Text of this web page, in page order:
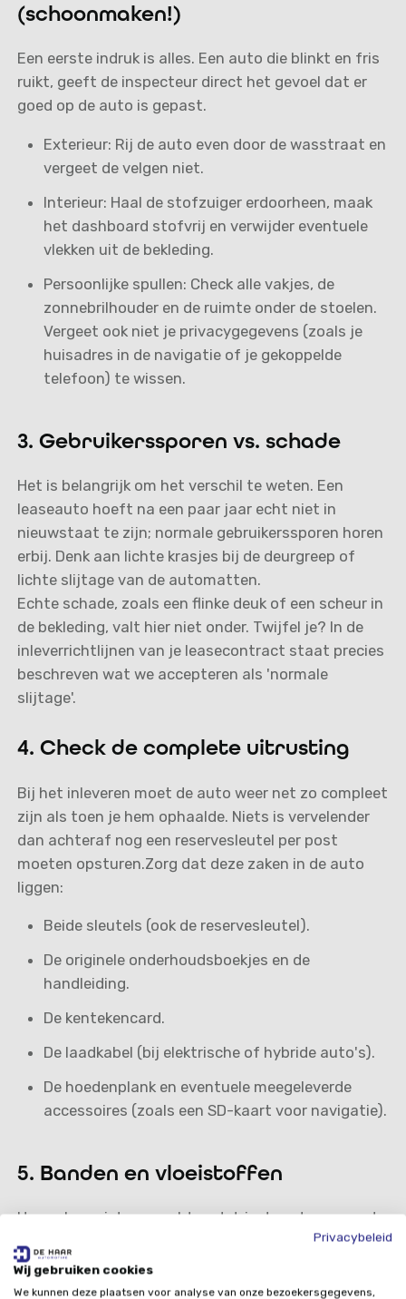
(schoonmaken!)
Een eerste indruk is alles. Een auto die blinkt en fris
ruikt, geeft de inspecteur direct het gevoel dat er
goed op de auto is gepast.
Exterieur: Rij de auto even door de wasstraat en
vergeet de velgen niet.
Interieur: Haal de stofzuiger erdoorheen, maak
het dashboard stofvrij en verwijder eventuele
vlekken uit de bekleding.
Persoonlijke spullen: Check alle vakjes, de
zonnebrilhouder en de ruimte onder de stoelen.
Vergeet ook niet je privacygegevens (zoals je
huisadres in de navigatie of je gekoppelde
telefoon) te wissen.
3. Gebruikerssporen vs. schade
Het is belangrijk om het verschil te weten. Een
leaseauto hoeft na een paar jaar echt niet in
nieuwstaat te zijn; normale gebruikerssporen horen
erbij. Denk aan lichte krasjes bij de deurgreep of
lichte slijtage van de automatten.
Echte schade, zoals een flinke deuk of een scheur in
de bekleding, valt hier niet onder. Twijfel je? In de
inleverrichtlijnen van je leasecontract staat precies
beschreven wat we accepteren als 'normale
slijtage'.
4. Check de complete uitrusting
Bij het inleveren moet de auto weer net zo compleet
zijn als toen je hem ophaalde. Niets is vervelender
dan achteraf nog een reservesleutel per post
moeten opsturen.Zorg dat deze zaken in de auto
liggen:
Beide sleutels (ook de reservesleutel).
De originele onderhoudsboekjes en de
handleiding.
De kentekencard.
De laadkabel (bij elektrische of hybride auto's).
De hoedenplank en eventuele meegeleverde
accessoires (zoals een SD-kaart voor navigatie).
5. Banden en vloeistoffen
Hoewel we niet verwachten dat je de auto een grote
beurt geeft, is het wel zo netjes (en veilig) als de
auto technisch in orde is. Controleer of er geen
waarschuwingslampjes branden en of de banden
Privacybeleid
Wij gebruiken cookies
We kunnen deze plaatsen voor analyse van onze bezoekersgegevens,